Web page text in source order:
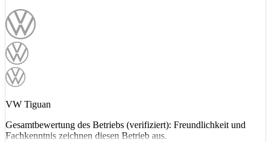
VW Tiguan
Gesamtbewertung des Betriebs (verifiziert): Freundlichkeit und
Fachkenntnis zeichnen diesen Betrieb aus.